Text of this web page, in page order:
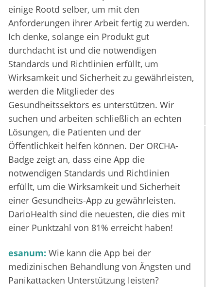
einige Rootd selber, um mit den
Anforderungen ihrer Arbeit fertig zu werden.
Ich denke, solange ein Produkt gut
durchdacht ist und die notwendigen
Standards und Richtlinien erfüllt, um
Wirksamkeit und Sicherheit zu gewährleisten,
werden die Mitglieder des
Gesundheitssektors es unterstützen. Wir
suchen und arbeiten schließlich an echten
Lösungen, die Patienten und der
Öffentlichkeit helfen können. Der ORCHA-
Badge zeigt an, dass eine App die
notwendigen Standards und Richtlinien
erfüllt, um die Wirksamkeit und Sicherheit
einer Gesundheits-App zu gewährleisten.
DarioHealth sind die neuesten, die dies mit
einer Punktzahl von 81% erreicht haben!
esanum: Wie kann die App bei der
medizinischen Behandlung von Ängsten und
Panikattacken Unterstützung leisten?